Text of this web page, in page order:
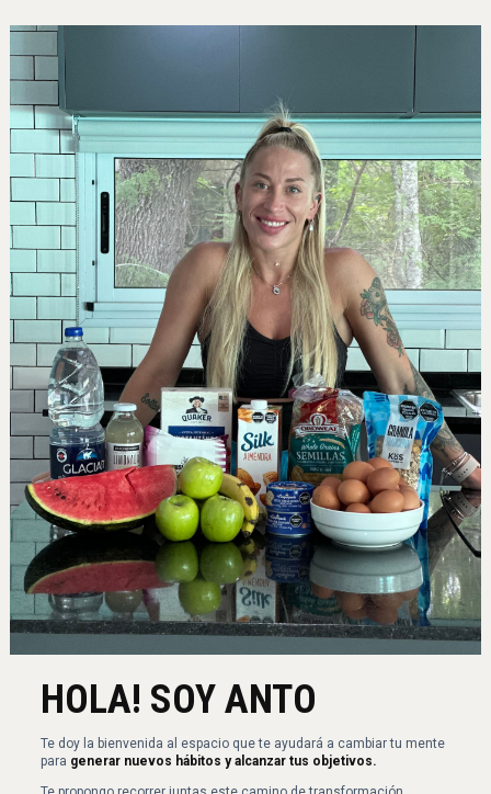
HOLA! SOY ANTO
Te doy la bienvenida al espacio que te ayudará a cambiar tu mente
para generar nuevos hábitos y alcanzar tus objetivos.